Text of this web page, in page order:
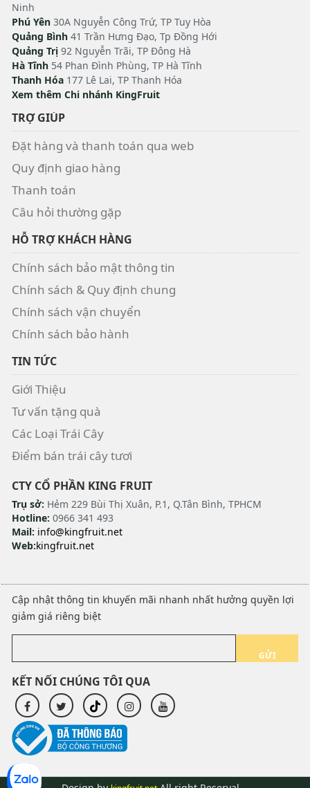
Ninh
Phú Yên 30A Nguyễn Công Trứ, TP Tuy Hòa
Quảng Bình 41 Trần Hưng Đạo, Tp Đồng Hới
Quảng Trị 92 Nguyễn Trãi, TP Đông Hà
Hà Tĩnh 54 Phan Đình Phùng, TP Hà Tĩnh
Thanh Hóa 177 Lê Lai, TP Thanh Hóa
Xem thêm Chi nhánh KingFruit
TRỢ GIÚP
Đặt hàng và thanh toán qua web
Quy định giao hàng
Thanh toán
Câu hỏi thường gặp
HỖ TRỢ KHÁCH HÀNG
Chính sách bảo mật thông tin
Chính sách & Quy định chung
Chính sách vận chuyển
Chính sách bảo hành
TIN TỨC
Giới Thiệu
Tư vấn tặng quà
Các Loại Trái Cây
Điểm bán trái cây tươi
CTY CỔ PHẦN KING FRUIT
Trụ sở: Hẻm 229 Bùi Thị Xuân, P.1, Q.Tân Bình, TPHCM
Hotline: 0966 341 493
Mail: info@kingfruit.net
Web:kingfruit.net
Cập nhật thông tin khuyến mãi nhanh nhất hưởng quyền lợi
giảm giá riêng biệt
GỬI
KẾT NỐI CHÚNG TÔI QUA